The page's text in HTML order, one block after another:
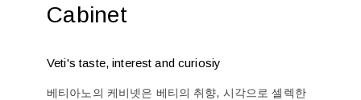
Cabinet
Veti's taste, interest and curiosiy
베티아노의 케비넷은 베티의 취향, 시각으로 셀렉한